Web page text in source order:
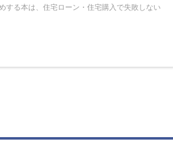
する本は、住宅ローン・住宅購入で失敗しない